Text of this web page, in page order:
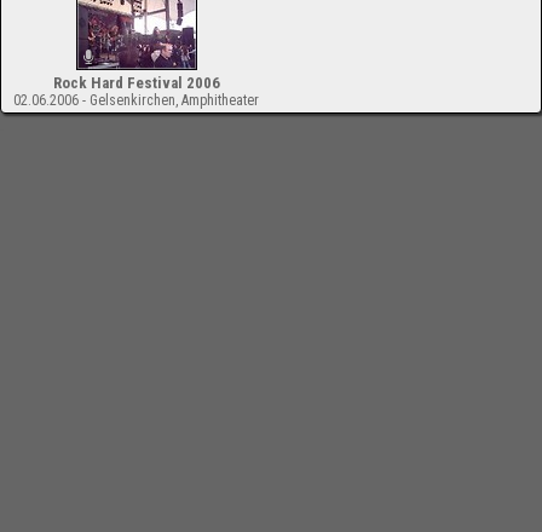
Rock Hard Festival 2006
02.06.2006 - Gelsenkirchen, Amphitheater